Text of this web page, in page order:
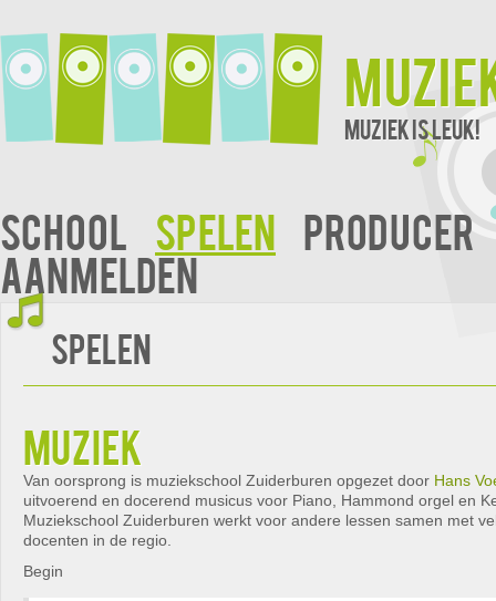
Muziek is leuk!
School Spelen Producer
Aanmelden
Spelen
muziek
Van oorsprong is muziekschool Zuiderburen opgezet door Hans
uitvoerend en docerend musicus voor Piano, Hammond orgel en
Muziekschool Zuiderburen werkt voor andere lessen samen met
docenten in de regio.
Begin